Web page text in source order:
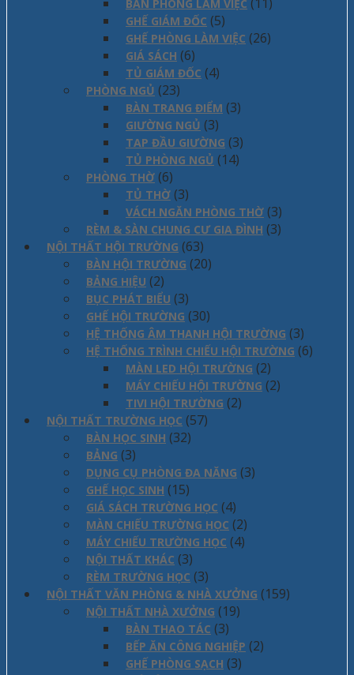
BÀN PHÒNG LÀM VIỆC
GHẾ GIÁM ĐỐC (5)
GHẾ PHÒNG LÀM VIỆC (26)
GIÁ SÁCH (6)
TỦ GIÁM ĐỐC (4)
PHÒNG NGỦ (23)
BÀN TRANG ĐIỂM (3)
GIƯỜNG NGỦ (3)
TAP ĐẦU GIƯỜNG (3)
TỦ PHÒNG NGỦ (14)
PHÒNG THỜ (6)
TỦ THỜ (3)
VÁCH NGĂN PHÒNG THỜ (3)
RÈM & SÀN CHUNG CƯ GIA ĐÌNH (3)
NỘI THẤT HỘI TRƯỜNG (63)
BÀN HỘI TRƯỜNG (20)
BẢNG HIỆU (2)
BỤC PHÁT BIỂU (3)
GHẾ HỘI TRƯỜNG (30)
HỆ THỐNG ÂM THANH HỘI TRƯỜNG (3)
HỆ THỐNG TRÌNH CHIẾU HỘI TRƯỜNG (6)
MÀN LED HỘI TRƯỜNG (2)
MÁY CHIẾU HỘI TRƯỜNG (2)
TIVI HỘI TRƯỜNG (2)
NỘI THẤT TRƯỜNG HỌC (57)
BÀN HỌC SINH (32)
BẢNG (3)
DỤNG CỤ PHÒNG ĐA NĂNG (3)
GHẾ HỌC SINH (15)
GIÁ SÁCH TRƯỜNG HỌC (4)
MÀN CHIẾU TRƯỜNG HỌC (2)
MÁY CHIẾU TRƯỜNG HỌC (4)
NỘI THẤT KHÁC (3)
RÈM TRƯỜNG HỌC (3)
NỘI THẤT VĂN PHÒNG & NHÀ XƯỞNG (159)
NỘI THẤT NHÀ XƯỞNG (19)
BÀN THAO TÁC (3)
BẾP ĂN CÔNG NGHIỆP (2)
GHẾ PHÒNG SẠCH (3)